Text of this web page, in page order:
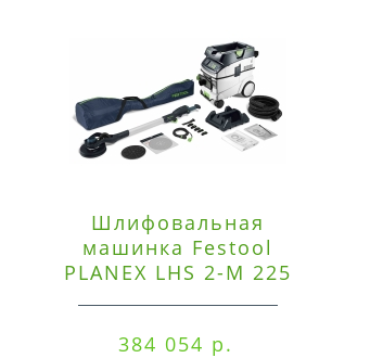
Шлифовальная
машинка Festool
PLANEX LHS 2-M 225
384 054 р.